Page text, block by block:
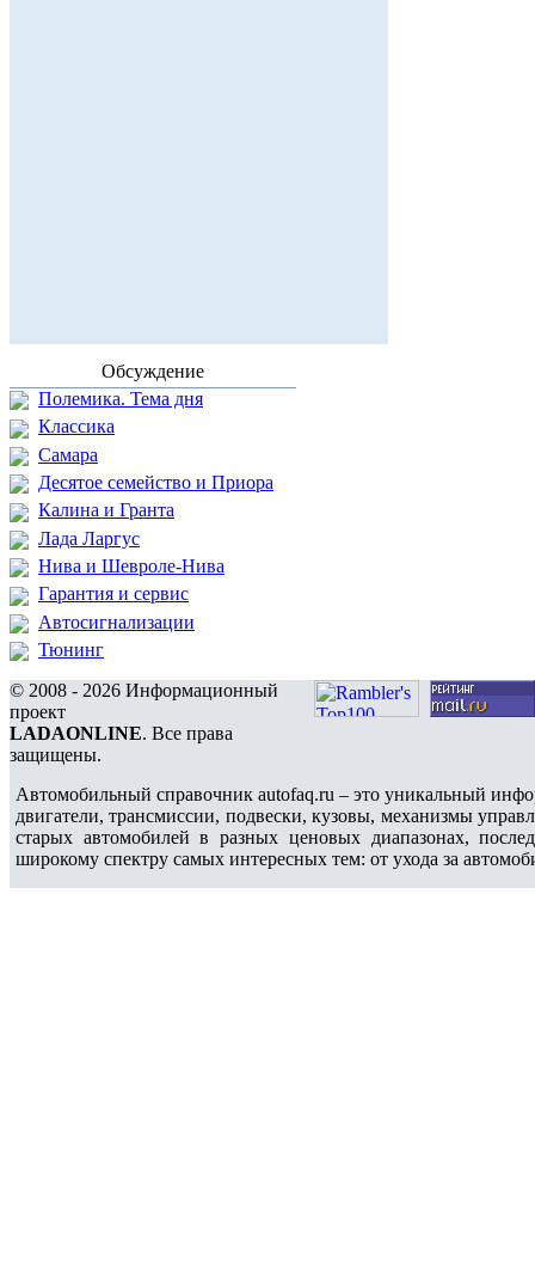
Обсуждение
Полемика. Тема дня
Классика
Самара
Десятое семейство и Приора
Калина и Гранта
Лада Ларгус
Нива и Шевроле-Нива
Гарантия и сервис
Автосигнализации
Тюнинг
© 2008 - 2026 Информационный
проект
LADAONLINE. Все права
защищены.
Автомобильный справочник autofaq.ru – это уникальный
двигатели, трансмиссии, подвески, кузовы, механизмы
старых автомобилей в разных ценовых диапазонах,
широкому спектру самых интересных тем: от ухода за